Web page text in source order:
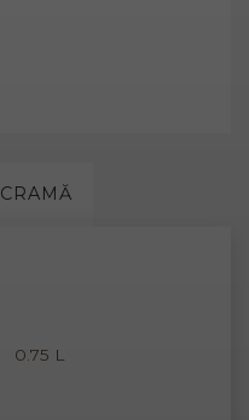
CRAMĂ
0.75 L